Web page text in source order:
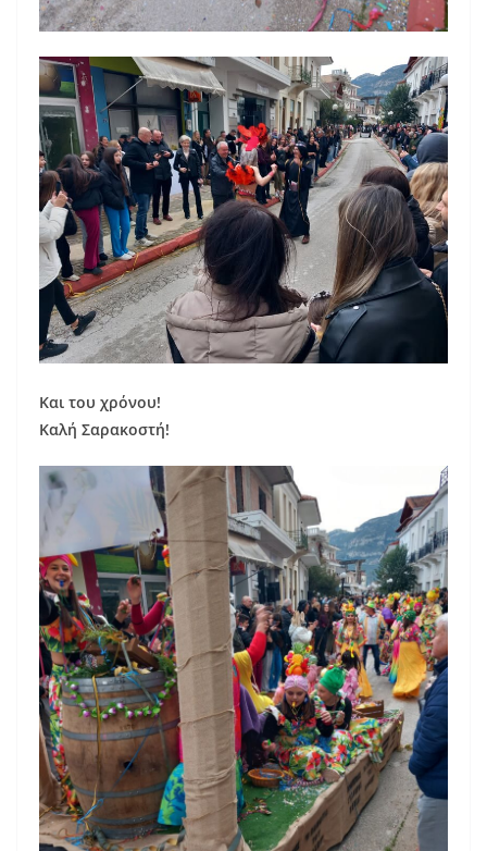
Και του χρόνου!
Καλή Σαρακοστή!